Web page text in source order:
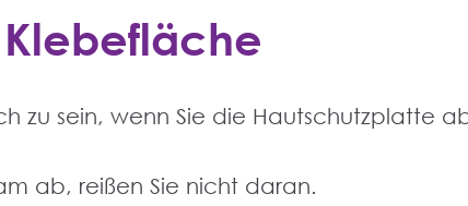
zu sein, wenn Sie die Hautschutzplatte
ab, reißen Sie nicht daran.